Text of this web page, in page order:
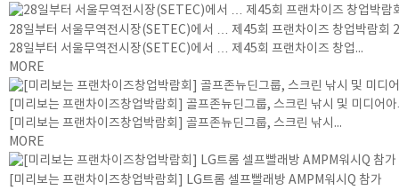
28일부터 서울무역전시장(SETEC)에서 … 제45회 프랜차이즈 창업박람회
28일부터 서울무역전시장(SETEC)에서 … 제45회 프랜차이즈 창업...
MORE
[미리보는 프랜차이즈창업박람회] 골프존뉴딘그룹, 스크린 낚시 및 미디어
[미리보는 프랜차이즈창업박람회] 골프존뉴딘그룹, 스크린 낚시...
MORE
[미리보는 프랜차이즈창업박람회] LG트롬 셀프빨래방 AMPM워시Q 참가